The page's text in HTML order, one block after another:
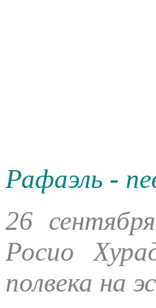
Рафаэль -
26
Росио
полвека на